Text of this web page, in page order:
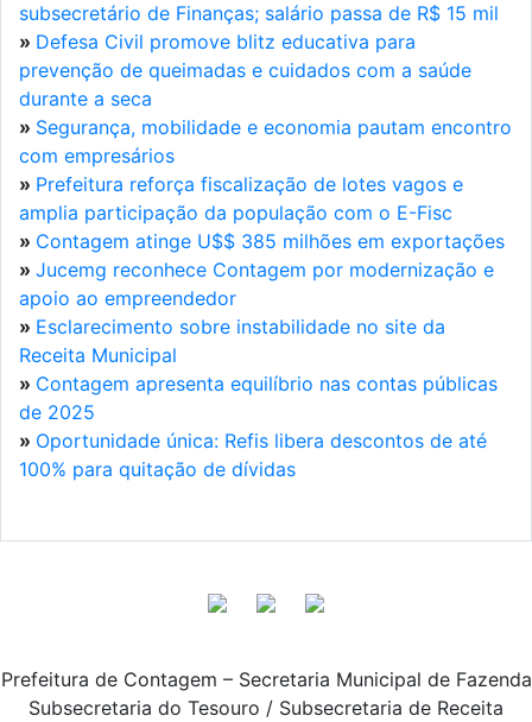
subsecretário de Finanças; salário passa de R$ 15 mil
» Defesa Civil promove blitz educativa para
prevenção de queimadas e cuidados com a saúde
durante a seca
» Segurança, mobilidade e economia pautam encontro
com empresários
» Prefeitura reforça fiscalização de lotes vagos e
amplia participação da população com o E-Fisc
» Contagem atinge U$$ 385 milhões em exportações
» Jucemg reconhece Contagem por modernização e
apoio ao empreendedor
» Esclarecimento sobre instabilidade no site da
Receita Municipal
» Contagem apresenta equilíbrio nas contas públicas
de 2025
» Oportunidade única: Refis libera descontos de até
100% para quitação de dívidas
Prefeitura de Contagem – Secretaria Municipal de Fazenda
Subsecretaria do Tesouro / Subsecretaria de Receita